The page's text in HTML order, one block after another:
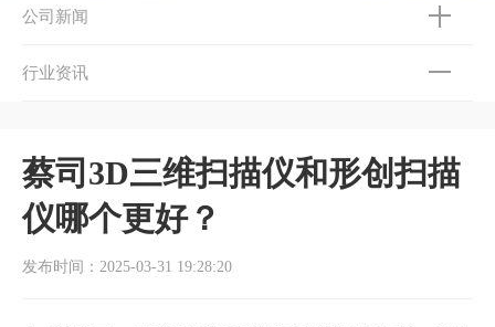
公司新闻
行业资讯
蔡司3D三维扫描仪和形创扫描
仪哪个更好？
发布时间：2025-03-31 19:28:20